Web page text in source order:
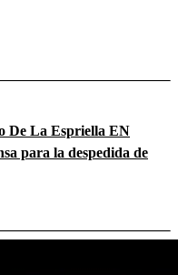
De La Espriella EN
para la despedida de